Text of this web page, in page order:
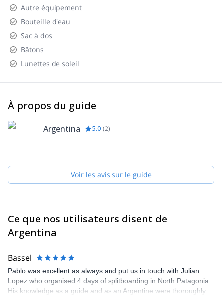
lampe frontale- sac de couchage pour moins de 15 degrés-deux
personnels- crème solaire, si possible écran total, ou facteur 60-
baume à lèvres- néoprène isolant pour le sac de couchage-
médicaments personnels- sac d'hygiène personnelle- assiette
creuse, fourchette en verre, cuillère- couteau- 5 sacs pour les
déchets.
Autre équipement
Bouteille d'eau
Sac à dos
Bâtons
Lunettes de soleil
À propos du guide
Argentina 5.0 (2)
Voir les avis sur le guide
Ce que nos utilisateurs disent de
Argentina
Bassel
Pablo was excellent as always and put us in touch with Julian
Lopez who organised 4 days of splitboarding in North Patagonia.
His knowledge as a guide and as an Argentine were thoroughly